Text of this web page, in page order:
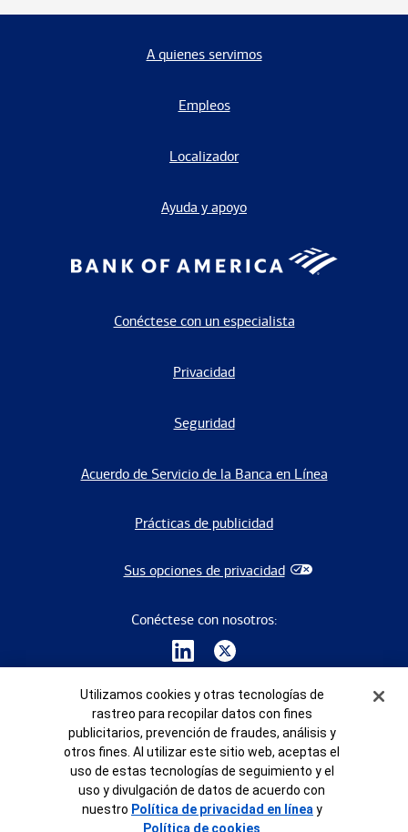
A quienes servimos
Empleos
Localizador
Ayuda y apoyo
Conéctese con un especialista
Privacidad
Seguridad
Acuerdo de Servicio de la Banca en Línea
Prácticas de publicidad
Sus opciones de privacidad
Conéctese con nosotros:
2026Bank of America Corporation. Todos los derechos
reservados.
8340737 -EXP-2027-03-04
Banner de Cookies
Utilizamos cookies y otras tecnologías de
rastreo para recopilar datos con fines
publicitarios, prevención de fraudes, análisis y
otros fines. Al utilizar este sitio web, aceptas el
uso de estas tecnologías de seguimiento y el
uso y divulgación de datos de acuerdo con
nuestro Política de privacidad en línea y
Política de cookies